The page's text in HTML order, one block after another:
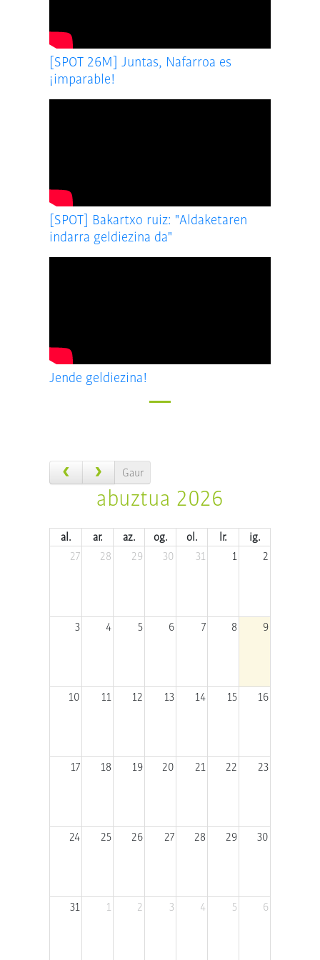
[SPOT 26M] Juntas, Nafarroa es
¡imparable!
[SPOT] Bakartxo ruiz: "Aldaketaren
indarra geldiezina da"
Jende geldiezina!
Gaur
abuztua 2026
al. ar. az. og. ol. lr.
ig.
27
28 29 30 31 1 2
3 4 5 6 7 8 9
10 11 12 13 14 15 16
17 18 19 20 21 22 23
24 25 26 27 28 29 30
31 1 2 3 4 5 6